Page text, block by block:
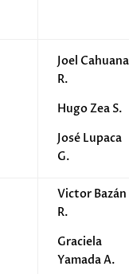
Joel Cahuana
R.
Hugo Zea S.
José Lupaca
G.
Victor Bazán
R.
Graciela
Yamada A.